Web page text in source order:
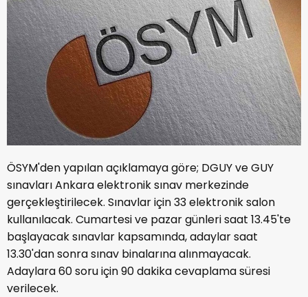
ÖSYM'den yapılan açıklamaya göre; DGUY ve GUY
sınavları Ankara elektronik sınav merkezinde
gerçekleştirilecek. Sınavlar için 33 elektronik salon
kullanılacak. Cumartesi ve pazar günleri saat 13.45'te
başlayacak sınavlar kapsamında, adaylar saat
13.30'dan sonra sınav binalarına alınmayacak.
Adaylara 60 soru için 90 dakika cevaplama süresi
verilecek.